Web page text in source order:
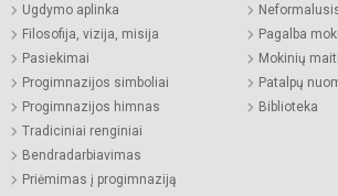
Ugdymo aplinka
Filosofija, vizija, misija
Pasiekimai
Progimnazijos simboliai
Progimnazijos himnas
Tradiciniai renginiai
Bendradarbiavimas
Priėmimas į progimnaziją
Pagalba
Mokinių
Patalpų
Biblioteka